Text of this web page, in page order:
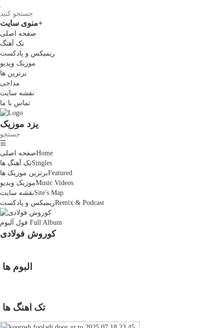
.
منوی سایت+
صفحه اصلی
تک آهنگ
ریمیکس و پادکست
موزیک ویدیو
برترین ها
مداحی
نقشه سایت
تماس با ما
یزد موزیک
☰
صفحه اصلیHome
تک آهنگ هاSingles
برترین موزیک هاFeatured
موزیک ویدیوMusic Videos
نقشه سایتSite's Map
ریمیکس و پادکستRemix & Podcast
Full Album
کوروش فولادی
البوم ها
تک اهنگ ها